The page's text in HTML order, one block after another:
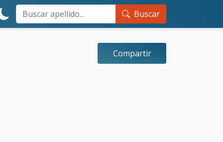
Buscar
Compartir